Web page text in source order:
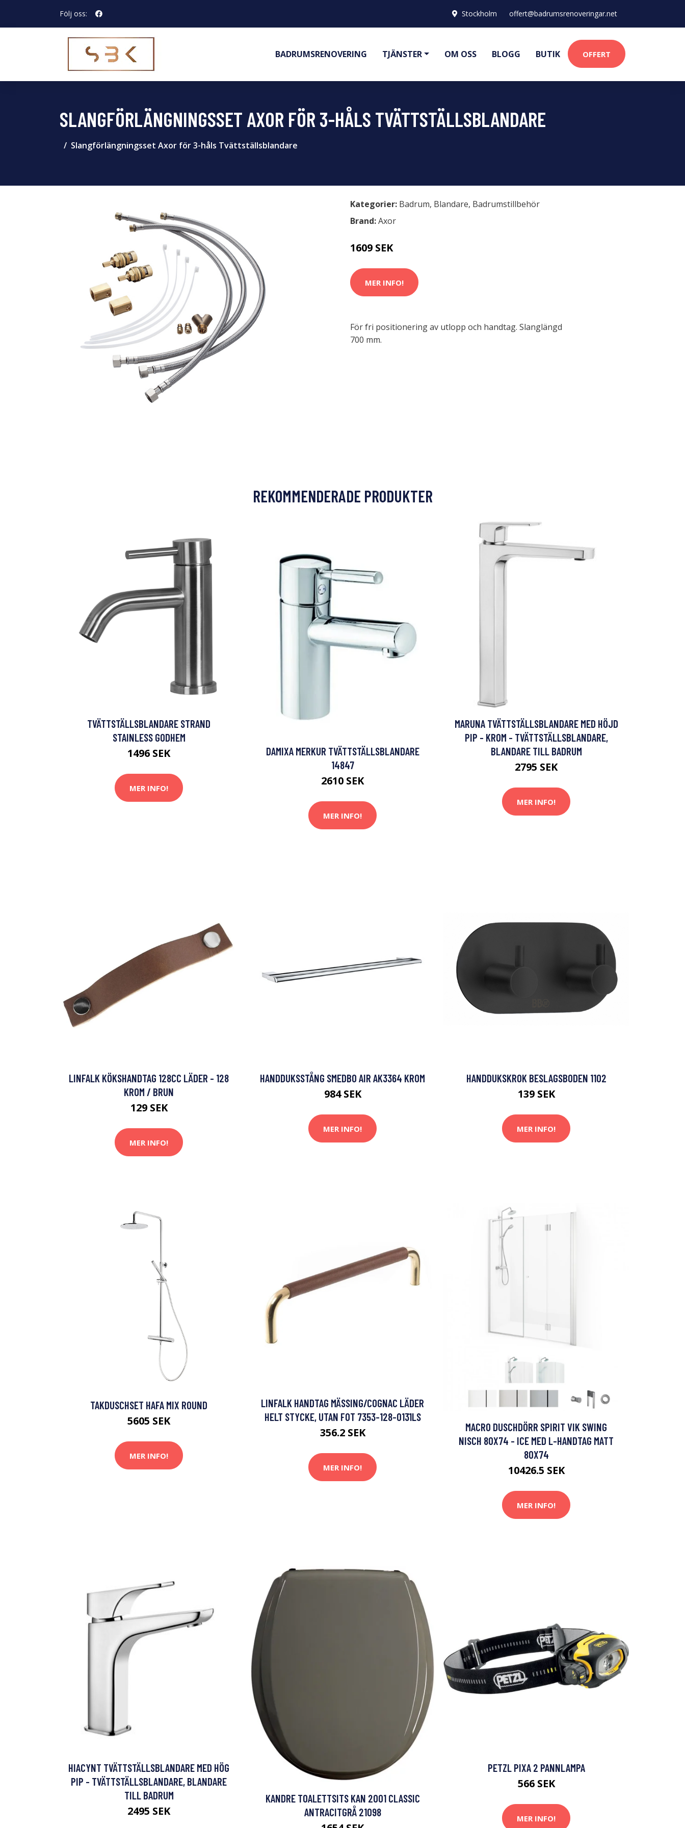
Följ oss: Stockholm offert@badrumsrenoveringar.net
BADRUMSRENOVERING TJÄNSTER OM OSS BLOGG BUTIK OFFERT
SLANGFÖRLÄNGNINGSSET AXOR FÖR 3-HÅLS TVÄTTSTÄLLSBLANDARE
Slangförlängningsset Axor för 3-håls Tvättställsblandare
Kategorier: Badrum, Blandare, Badrumstillbehör
Brand:Axor
1609 SEK
MER INFO!
För fri positionering av utlopp och handtag. Slanglängd
700 mm.
REKOMMENDERADE PRODUKTER
TVÄTTSTÄLLSBLANDARE STRAND
STAINLESS GODHEM
1496 SEK
MER INFO!
DAMIXA MERKUR TVÄTTSTÄLLSBLANDARE
14847
2610 SEK
MER INFO!
MARUNA TVÄTTSTÄLLSBLANDARE MED HÖJD
PIP - KROM - TVÄTTSTÄLLSBLANDARE,
BLANDARE TILL BADRUM
2795 SEK
MER INFO!
LINFALK KÖKSHANDTAG 128CC LÄDER - 128
KROM / BRUN
129 SEK
MER INFO!
HANDDUKSSTÅNG SMEDBO AIR AK3364 KROM
984 SEK
MER INFO!
HANDDUKSKROK BESLAGSBODEN 1102
139 SEK
MER INFO!
TAKDUSCHSET HAFA MIX ROUND
5605 SEK
MER INFO!
LINFALK HANDTAG MÄSSING/COGNAC LÄDER
HELT STYCKE, UTAN FOT 7353-128-0131LS
356.2 SEK
MER INFO!
MACRO DUSCHDÖRR SPIRIT VIK SWING
NISCH 80X74 - ICE MED L-HANDTAG MATT
80X74
10426.5 SEK
MER INFO!
HIACYNT TVÄTTSTÄLLSBLANDARE MED HÖG
PIP - TVÄTTSTÄLLSBLANDARE, BLANDARE
TILL BADRUM
2495 SEK
KANDRE TOALETTSITS KAN 2001 CLASSIC
ANTRACITGRÅ 21098
PETZL PIXA 2 PANNLAMPA
566 SEK
MER INFO!